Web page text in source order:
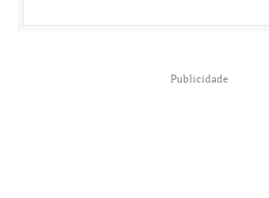
Publicidade